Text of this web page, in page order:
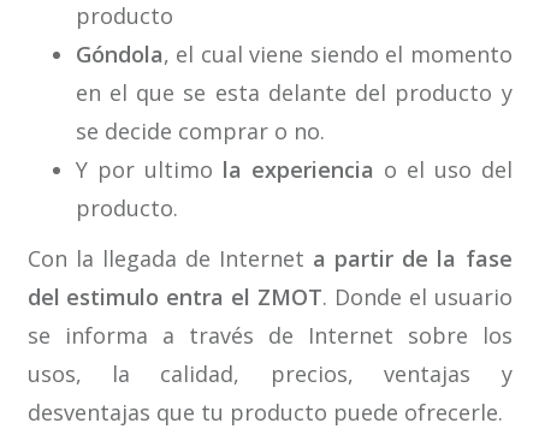
producto
Góndola, el cual viene siendo el momento
en el que se esta delante del producto y
se decide comprar o no.
Y por ultimo la experiencia o el uso del
producto.
Con la llegada de Internet a partir de la fase
del estimulo entra el ZMOT. Donde el usuario
se informa a través de Internet sobre los
usos, la calidad, precios, ventajas y
desventajas que tu producto puede ofrecerle.